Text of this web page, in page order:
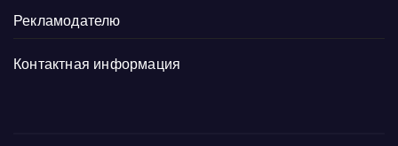
Рекламодателю
Контактная информация